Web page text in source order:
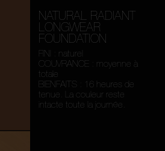
NATURAL RADIANT
LONGWEAR
FOUNDATION
FINI : naturel
COUVRANCE : moyenne à
totale
BIENFAITS : 16 heures de
tenue. La couleur reste
intacte toute la journée.